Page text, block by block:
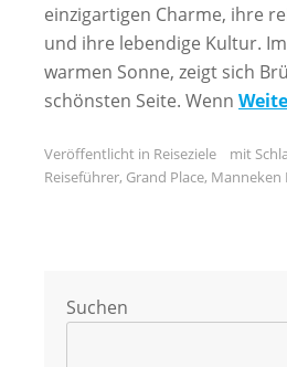
einzigartigen Charme, ihre
und ihre lebendige Kultur.
warmen Sonne, zeigt sich
schönsten Seite. Wenn
Veröffentlicht in Reiseziele mit
Reiseführer, Grand Place, Manneken
Suchen